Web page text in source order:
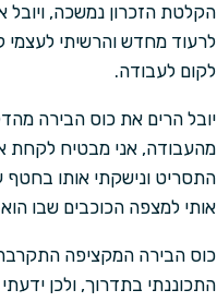
הקלטת הזכרון נמשכה,
לרעוד מחדש והרשיתי לעצמי
לקום לעבודה.
יובל הרים את כוס הבירה
מהעבודה, אני מבטיח לקחת
התסריט ונישקתי אותו
אותי למצפה הכוכבים שבו
כוס הבירה המקציפה
התכוננתי בתדרוך, ולכן